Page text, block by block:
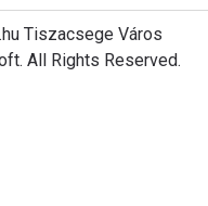
Tiszacsege Város
All Rights Reserved.